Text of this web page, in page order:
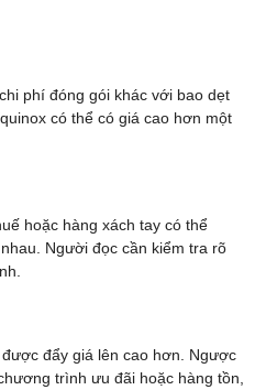
phí đóng gói khác với bao dẹt
có thể có giá cao hơn một
hoặc hàng xách tay có thể
Người đọc cần kiểm tra rõ
đẩy giá lên cao hơn. Ngược
trình ưu đãi hoặc hàng tồn,